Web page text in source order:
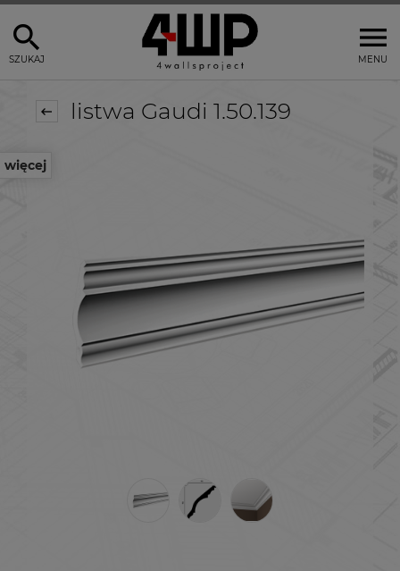
MENU
SZUKAJ
więcej
listwa Gaudi 1.50.139